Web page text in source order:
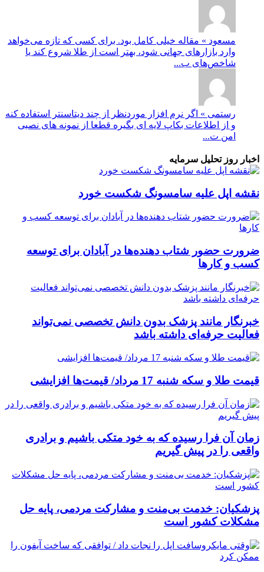
مسعود » مقاله خیلی کامل بود. برای کسی که تازه می‌خواهد
وارد بازارهای جهانی شود، بهتر است از طلا شروع کند یا
شاخص‌های ب...
رستمی » اگر نرم افزار موردنظر از چند دیتاسنتر استفاده کنه
و از اطلاعات بکاپ لایه ای بگیره قطعا از نمونه های نصبی
امن ت...
اخبار روز تحلیل سرمایه
نقشه اپل علیه سامسونگ شکست خورد
ضرورت حضور شتاب ‌دهنده‌ها در آبادان برای توسعه
کسب‌ و کارها
خبرنگار مانند پزشک بدون دانش تخصصی نمی‌تواند
فعالیت حرفه‌ای داشته باشد
قیمت طلا و سکه شنبه 17 مرداد/ قیمت‌ها افزایشی
زمان آن فرا رسیده که به خود متکی باشیم و برادری
واقعی را در پیش گیریم
پزشکیان: خدمت بی‌منت و مشارکت مردمی، پایه حل
مشکلات کشور است